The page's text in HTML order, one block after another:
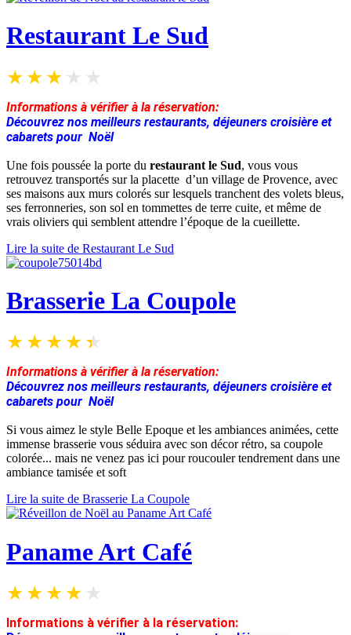
Restaurant Le Sud
Informations à vérifier à la réservation:
Découvrez nos meilleurs restaurants, déjeuners croisière et
cabarets pour Noël
Une fois poussée la porte du restaurant le Sud, vous vous
retrouvez transportés sur la placette d’un village de Provence, avec
ses maisons aux murs colorés sur lesquels tranchent des volets bleus,
ses ferronneries, son sol en tommettes de terre cuite, et même de
vrais oliviers qui semblent attendre l’époque de la cueillette.
Lire la suite de Restaurant Le Sud
Brasserie La Coupole
Informations à vérifier à la réservation:
Découvrez nos meilleurs restaurants, déjeuners croisière et
cabarets pour Noël
Si vous aimez le style Belle Epoque et les ambiances animées, cette
immense brasserie vous séduira avec son décor rétro, sa coupole
colorée... mais ne venez pas ici pour roucouler tendrement dans une
ambiance tamisée et soft
Lire la suite de Brasserie La Coupole
Paname Art Café
Informations à vérifier à la réservation: